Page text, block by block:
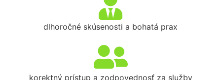
dlhoročné skúsenosti a bohatá prax
korektný prístup a zodpovednosť za služby